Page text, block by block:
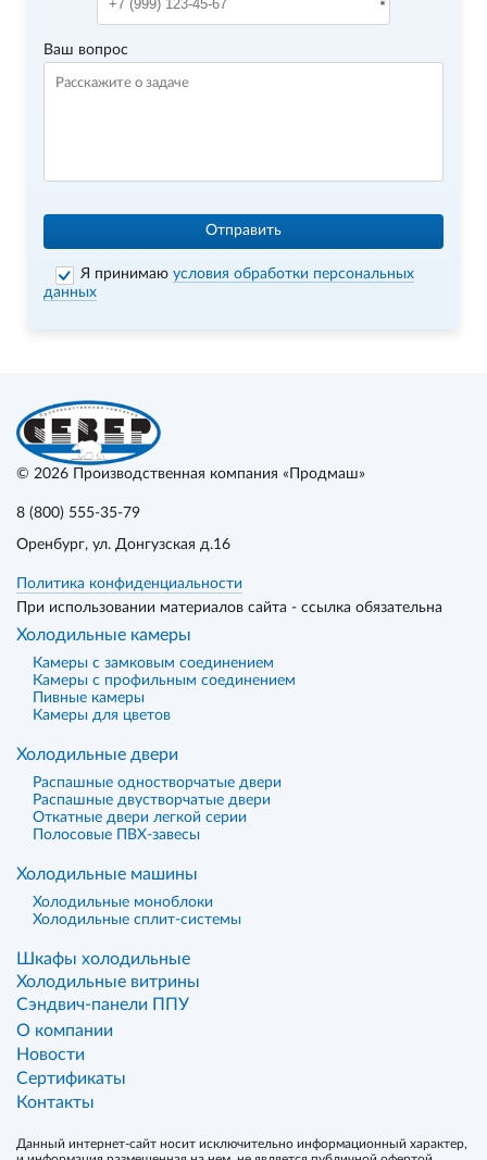
Ваш вопрос
Отправить
Я принимаюусловия обработки персональных
данных
© 2026 Производственная компания «Продмаш»
8 (800) 555-35-79
Оренбург, ул. Донгузская д.16
Политика конфиденциальности
При использовании материалов сайта - ссылка обязательна
Холодильные камеры
Камеры с замковым соединением
Камеры с профильным соединением
Пивные камеры
Камеры для цветов
Холодильные двери
Распашные одностворчатые двери
Распашные двустворчатые двери
Откатные двери легкой серии
Полосовые ПВХ-завесы
Холодильные машины
Холодильные моноблоки
Холодильные сплит-системы
Шкафы холодильные
Холодильные витрины
Сэндвич-панели ППУ
О компании
Новости
Сертификаты
Контакты
Данный интернет-сайт носит исключительно информационный характер,